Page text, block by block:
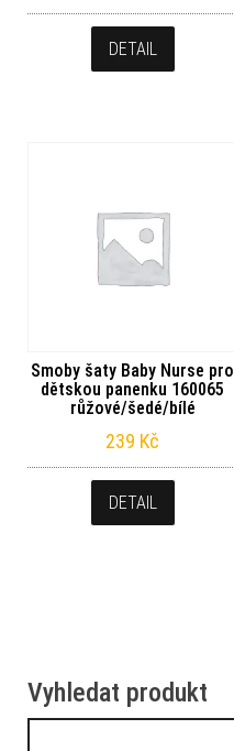
DETAIL
Smoby šaty Baby Nurse pro
dětskou panenku 160065
růžové/šedé/bílé
239 Kč
DETAIL
Vyhledat produkt